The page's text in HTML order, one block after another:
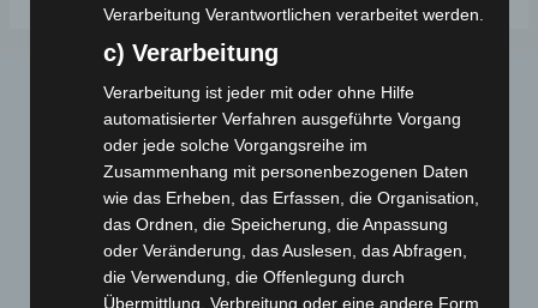
Webseite
Verarbeitung Verantwortlichen verarbeitet werden.
c) Verarbeitung
Verarbeitung ist jeder mit oder ohne Hilfe
automatisierter Verfahren ausgeführte Vorgang
oder jede solche Vorgangsreihe im
Zusammenhang mit personenbezogenen Daten
wie das Erheben, das Erfassen, die Organisation,
das Ordnen, die Speicherung, die Anpassung
oder Veränderung, das Auslesen, das Abfragen,
die Verwendung, die Offenlegung durch
Übermittlung, Verbreitung oder eine andere Form